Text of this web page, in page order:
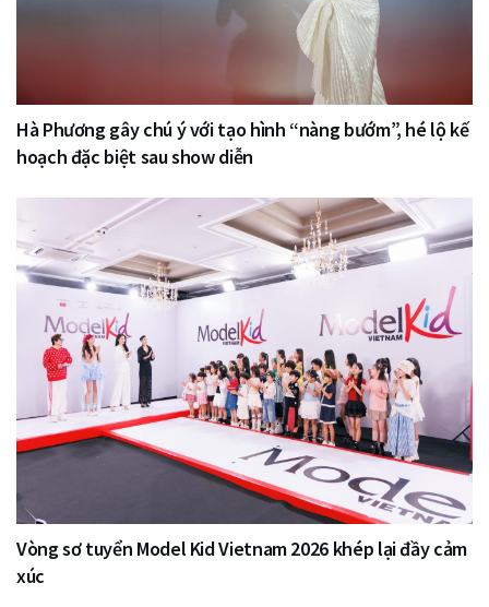
Hà Phương gây chú ý với tạo hình “nàng bướm”, hé lộ kế
hoạch đặc biệt sau show diễn
Vòng sơ tuyển Model Kid Vietnam 2026 khép lại đầy cảm
xúc